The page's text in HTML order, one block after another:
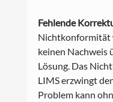
Fehlende
Nichtkonformität
keinen Nachweis
Lösung. Das
LIMS erzwingt
Problem kann